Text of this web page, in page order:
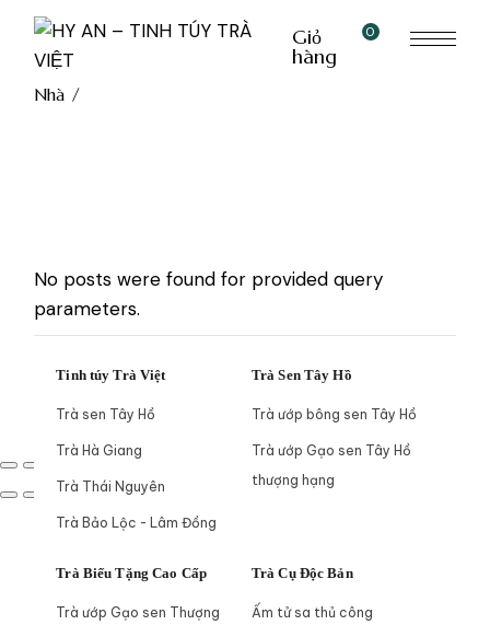
Giỏ
hàng
0
Nhà
No posts were found for provided query
parameters.
Tinh túy Trà Việt
Trà sen Tây Hồ
Trà Hà Giang
Trà Thái Nguyên
Trà Bảo Lộc - Lâm Đồng
Trà Sen Tây Hồ
Trà ướp bông sen Tây Hồ
Trà ướp Gạo sen Tây Hồ
thượng hạng
Trà Biếu Tặng Cao Cấp
Trà ướp Gạo sen Thượng
Trà Cụ Độc Bản
Ấm tử sa thủ công